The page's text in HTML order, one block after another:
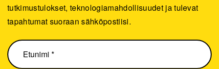
tutkimustulokset, teknologiamahdollisuudet ja tulevat
tapahtumat suoraan sähköpostiisi.